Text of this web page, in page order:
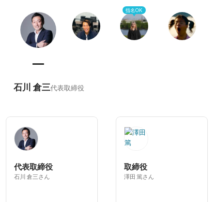
指名OK
石川 倉三代表取締役
代表取締役
石川 倉三さん
取締役
澤田 篤さん